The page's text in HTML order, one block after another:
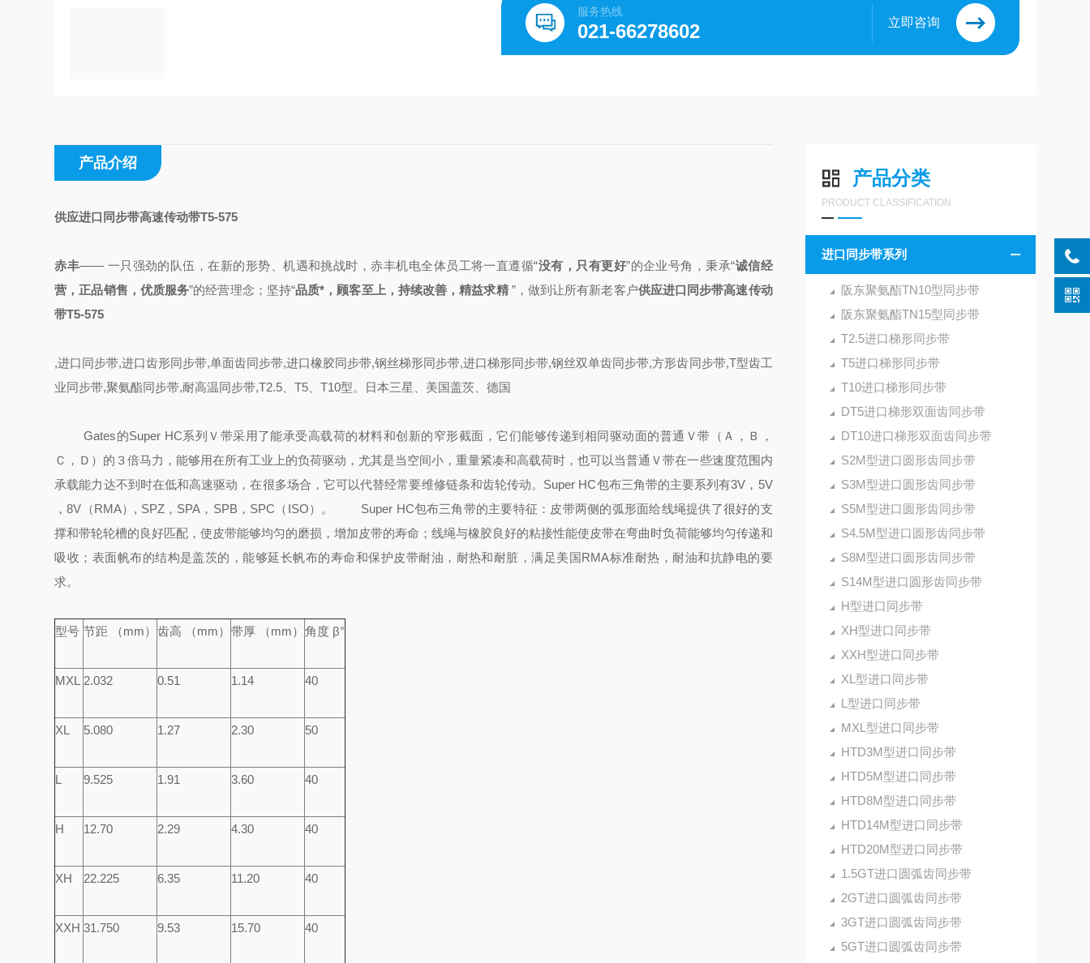
服务热线
021-66278602 立即咨询
产品分类
PRODUCT CLASSIFICATION
进口同步带系列
阪东聚氨酯TN10型同步带
阪东聚氨酯TN15型同步带
T2.5进口梯形同步带
T5进口梯形同步带
T10进口梯形同步带
DT5进口梯形双面齿同步带
DT10进口梯形双面齿同步带
S2M型进口圆形齿同步带
S3M型进口圆形齿同步带
S5M型进口圆形齿同步带
S4.5M型进口圆形齿同步带
S8M型进口圆形齿同步带
S14M型进口圆形齿同步带
H型进口同步带
XH型进口同步带
XXH型进口同步带
XL型进口同步带
L型进口同步带
MXL型进口同步带
HTD3M型进口同步带
HTD5M型进口同步带
HTD8M型进口同步带
HTD14M型进口同步带
HTD20M型进口同步带
1.5GT进口圆弧齿同步带
2GT进口圆弧齿同步带
3GT进口圆弧齿同步带
5GT进口圆弧齿同步带
产品介绍
供应进口同步带高速传动带T5-575
赤丰—— 一只强劲的队伍，在新的形势、机遇和挑战时，赤丰机电全体员工将一直遵循“没有，只有更好”的企业号角，秉承“诚信经
营，正品销售，优质服务”的经营理念； 坚持“品质*，顾客至上，持续改善，精益求精 ”，做到让所有新老客户供应进口同步带高速传动
带T5-575
,进口同步带,进口齿形同步带,单面齿同步带,进口橡胶同步带,钢丝梯形同步带,进口梯形同步带,钢丝双单齿同步带,方形齿同步带,T型齿工
业同步带,聚氨酯同步带,耐高温同步带,T2.5、T5、T10型。日本三星、美国盖茨、德国
Gates的Super HC系列Ｖ带采用了能承受高载荷的材料和创新的窄形截面，它们能够传递到相同驱动面的普通Ｖ带（Ａ，Ｂ，
Ｃ，Ｄ）的３倍马力，能够用在所有工业上的负荷驱动，尤其是当空间小，重量紧凑和高载荷时，也可以当普通Ｖ带在一些速度范围内
承载能力达不到时在低和高速驱动，在很多场合，它可以代替经常要维修链条和齿轮传动。Super HC包布三角带的主要系列有3V，5V
，8V（RMA）, SPZ，SPA，SPB，SPC（ISO）。
Super HC包布三角带的主要特征：皮带两侧的弧形面给线绳提供了很好的支
撑和带轮轮槽的良好匹配，使皮带能够均匀的磨损，增加皮带的寿命；线绳与橡胶良好的粘接性能使皮带在弯曲时负荷能够均匀传递和
吸收；表面帆布的结构是盖茨的，能够延长帆布的寿命和保护皮带耐油，耐热和耐脏，满足美国RMA标准耐热，耐油和抗静电的要
求。
型号 节距 （mm） 齿高 （mm） 带厚 （mm） 角度 β°
MXL 2.032 0.51 1.14 40
XL 5.080 1.27 2.30 50
L 9.525 1.91 3.60 40
H 12.70 2.29 4.30 40
XH 22.225 6.35 11.20 40
XXH 31.750 9.53 15.70 40